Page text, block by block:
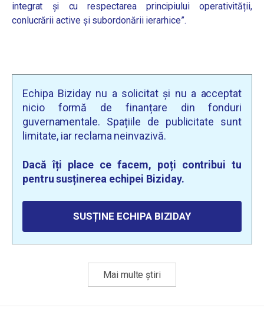
integrat și cu respectarea principiului operativității,
conlucrării active și subordonării ierarhice”.
Echipa Biziday nu a solicitat și nu a acceptat
nicio formă de finanțare din fonduri
guvernamentale. Spațiile de publicitate sunt
limitate, iar reclama neinvazivă.
Dacă îți place ce facem, poți contribui tu
pentru susținerea echipei Biziday.
SUSȚINE ECHIPA BIZIDAY
Mai multe știri